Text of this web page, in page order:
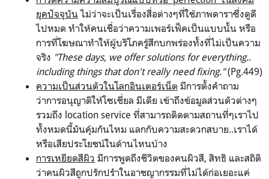
ยุคปัจจุบันไม่ว่าจะเป็นเรื่องสื่อต่างๆที่ใช้ภาพดาราซึ่งดูดี
ไปหมด ทำให้คนเชื่อว่าความเพอร์เฟ็คเป็นแบบนั้น หรือ
การที่โฆษณาทำให้ผู้บริโภครู้สึกบกพร่องทั้งที่ไม่เป็นความ
จริง "These days, we offer solutions for everything..
including things that don't really need fixing."(Pg.449)
ความเป็นส่วนตัวในโลกอินเตอร์เน็ต มีการตั้งคำถาม
ว่าการอนุญาติให้โซเชี่ยล มีเดีย เข้าถึงข้อมูลส่วนตัวต่างๆ
รวมถึง location service ที่สามารถติดตามสถานที่ๆเราไป
ทั้งหมดนี้มันคุ้มกันไหม แลกกับความสะดวกสบาย..เราได้
หรือเสียประโยชน์ในด้านไหนบ้าง
การเหยียดสีผิว มีการพูดถึงชีวิตของคนผิวสี, สิทธิ และสถิติ
ว่าคนผิวสีถูกปรักปรำในอาชญากรรมที่ไม่ได้ก่อเยอะแค่